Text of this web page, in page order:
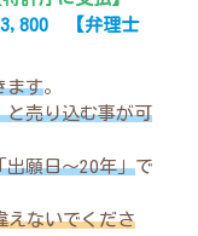
【弁理士
ます。
と売り込む事が可
出願日〜20年」で
えないでくださ